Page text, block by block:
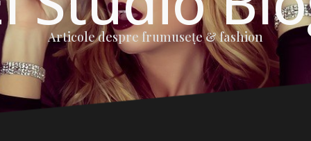
Articole despre frumuseţe & fashion